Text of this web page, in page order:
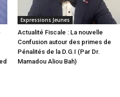
Expressions Jeunes
Actualité Fiscale : La nouvelle
Confusion autour des primes de
Pénalités de la D.G.I (Par Dr.
Mamadou Aliou Bah)